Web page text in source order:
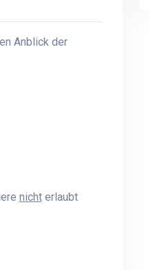
Anblick der
nichterlaubt